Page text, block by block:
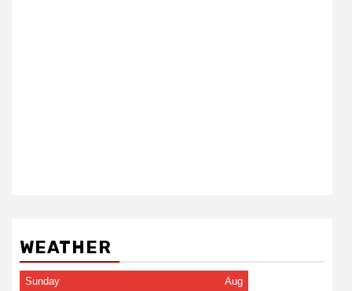
WEATHER
Sunday Aug